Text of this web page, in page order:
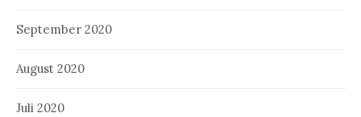
September 2020
August 2020
Juli 2020